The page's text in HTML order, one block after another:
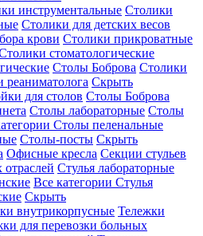
инструментальные Столики
Столики для детских весов
крови Столики прикроватные
стоматологические
Столы Боброва Столики
реаниматолога Скрыть
для столов Столы Боброва
Столы лабораторные Столы
Столы пеленальные
Столы-посты Скрыть
Офисные кресла Секции стульев
отраслей Стулья лабораторные
Все категории Стулья
Скрыть
внутрикорпусные Тележки
для перевозки больных